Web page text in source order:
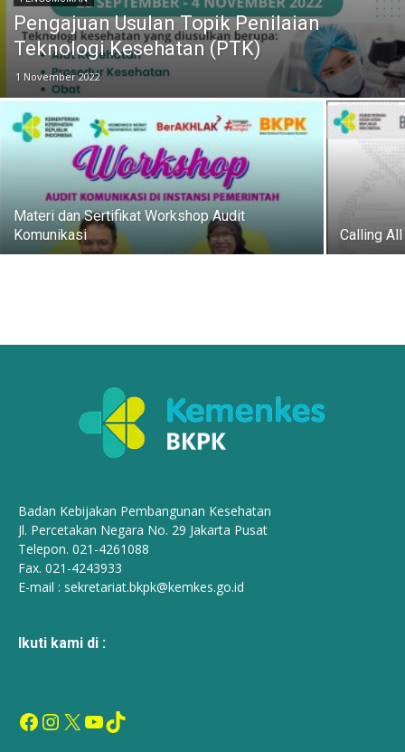
Pengajuan Usulan Topik Penilaian
Teknologi Kesehatan (PTK)
1 November 2022
Materi dan Sertifikat Workshop Audit
Komunikasi
Calling
Badan Kebijakan Pembangunan Kesehatan
Jl. Percetakan Negara No. 29 Jakarta Pusat
Telepon. 021-4261088
Fax. 021-4243933
E-mail : sekretariat.bkpk@kemkes.go.id
Ikuti kami di :
Facebook
Instagram
X YouTube
TikTok